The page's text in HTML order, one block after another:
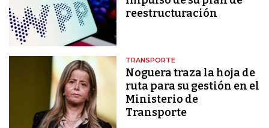
reestructuración
TRANSPORTE
Noguera traza la hoja de
ruta para su gestión en el
Ministerio de
Transporte